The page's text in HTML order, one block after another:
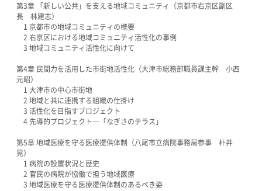
第3章 「新しい公共」を支える地域コミュニティ（京都市右京区副区
長 林建志）
1 京都市の地域コミュニティの概要
2 右京区における地域コミュニティ活性化の事例
3 地域コミュニティ活性化に向けて
第4章 民間力を活用した市街地活性化（大津市総務部職員課主幹 小西
元昭）
1 大津市の中心市街地
2 地域と共に連携する組織の仕掛け
3 活性化を目指すプロジェクト
4 先導的プロジェクト―「なぎさのテラス」
第5章 地域医療を守る医療提供体制（八尾市立病院事務局参事 朴井
晃）
1 病院の設置状況と歴史
2 官民の病院が協働で担う地域医療
3 地域医療を守る医療提供体制のあるべき姿